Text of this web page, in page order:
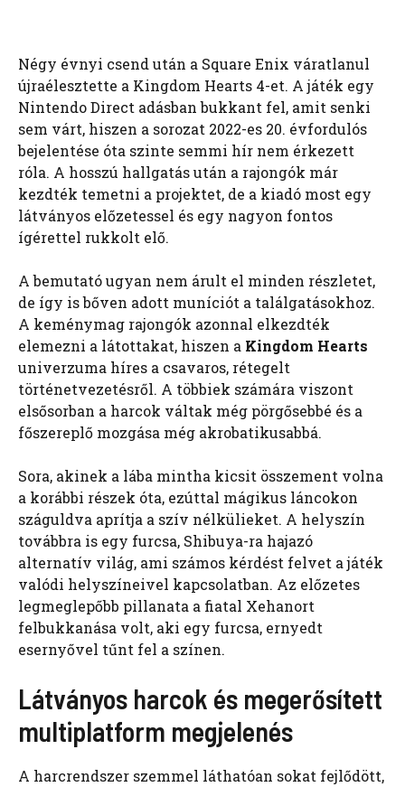
Négy évnyi csend után a Square Enix váratlanul
újraélesztette a Kingdom Hearts 4-et. A játék egy
Nintendo Direct adásban bukkant fel, amit senki
sem várt, hiszen a sorozat 2022-es 20. évfordulós
bejelentése óta szinte semmi hír nem érkezett
róla. A hosszú hallgatás után a rajongók már
kezdték temetni a projektet, de a kiadó most egy
látványos előzetessel és egy nagyon fontos
ígérettel rukkolt elő.
A bemutató ugyan nem árult el minden részletet,
de így is bőven adott muníciót a találgatásokhoz.
A keménymag rajongók azonnal elkezdték
elemezni a látottakat, hiszen a Kingdom Hearts
univerzuma híres a csavaros, rétegelt
történetvezetésről. A többiek számára viszont
elsősorban a harcok váltak még pörgősebbé és a
főszereplő mozgása még akrobatikusabbá.
Sora, akinek a lába mintha kicsit összement volna
a korábbi részek óta, ezúttal mágikus láncokon
száguldva aprítja a szív nélkülieket. A helyszín
továbbra is egy furcsa, Shibuya-ra hajazó
alternatív világ, ami számos kérdést felvet a játék
valódi helyszíneivel kapcsolatban. Az előzetes
legmeglepőbb pillanata a fiatal Xehanort
felbukkanása volt, aki egy furcsa, ernyedt
esernyővel tűnt fel a színen.
Látványos harcok és megerősített
multiplatform megjelenés
A harcrendszer szemmel láthatóan sokat fejlődött,